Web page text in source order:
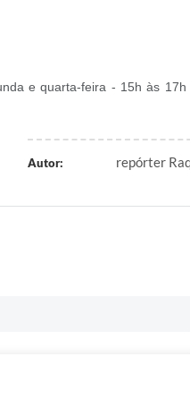
e quarta-feira - 15h às 17h
Autor: repórter